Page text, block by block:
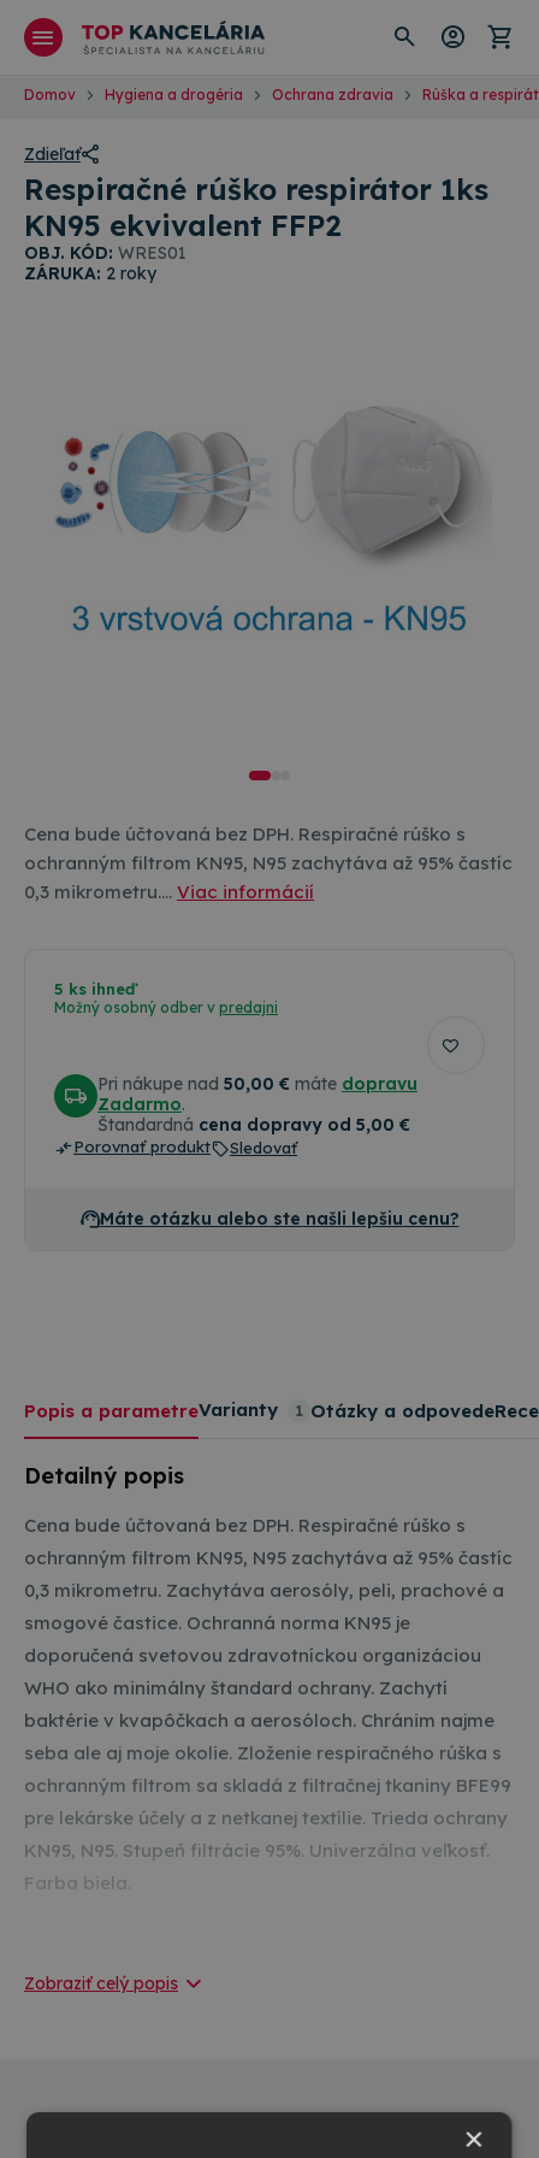
Domov Hygiena a drogéria Ochrana zdravia Rúška a
Zdieľať
Respiračné rúško respirátor 1ks
KN95 ekvivalent FFP2
OBJ. KÓD: WRES01
ZÁRUKA: 2 roky
Cena bude účtovaná bez DPH. Respiračné rúško s
ochranným filtrom KN95, N95 zachytáva až 95% častíc
0,3 mikrometru.… Viac informácií
5 ks ihneď
Možný osobný odber v predajni
Pri nákupe nad 50,00 € máte dopravu
Zadarmo.
Štandardná cena dopravy od 5,00 €
Porovnať produkt Sledovať
Máte otázku alebo ste našli lepšiu cenu?
Popis a parametreVarianty 1 Otázky a odpovede
Detailný popis
Cena bude účtovaná bez DPH. Respiračné rúško s
ochranným filtrom KN95, N95 zachytáva až 95% častíc
0,3 mikrometru. Zachytáva aerosóly, peli, prachové a
smogové častice. Ochranná norma KN95 je
doporučená svetovou zdravotníckou organizáciou
WHO ako minimálny štandard ochrany. Zachytí
baktérie v kvapôčkach a aerosóloch. Chránim najme
seba ale aj moje okolie. Zloženie respiračného rúška s
ochranným filtrom sa skladá z filtračnej tkaniny BFE99
pre lekárske účely a z netkanej textílie. Trieda ochrany
KN95, N95. Stupeň filtrácie 95%. Univerzálna veľkosť.
Farba biela.
Výrobca / Dovozca / Predajca:
TOP OFFICE s.r.o.
Zobraziť celý popis
×